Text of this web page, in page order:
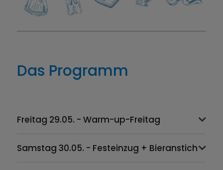
Das Programm
Freitag 29.05. - Warm-up-Freitag
Samstag 30.05. - Festeinzug + Bieranstich